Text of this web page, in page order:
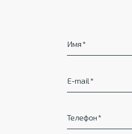
Имя
E-mail
Телефон